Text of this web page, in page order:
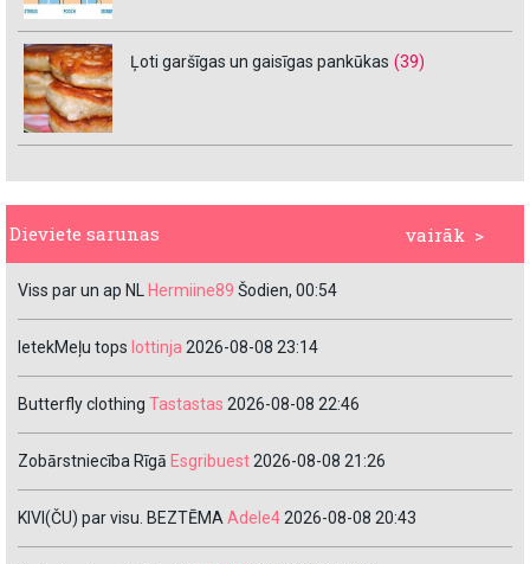
Ļoti garšīgas un gaisīgas pankūkas (39)
vairāk >
Dieviete sarunas
Viss par un ap NL Hermiine89 Šodien, 00:54
IetekMeļu tops lottinja 2026-08-08 23:14
Butterfly clothing Tastastas 2026-08-08 22:46
Zobārstniecība Rīgā Esgribuest2026-08-08 21:26
KIVI(ČU) par visu. BEZTĒMAAdele42026-08-08 20:43